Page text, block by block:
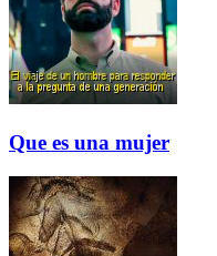
Que es una mujer